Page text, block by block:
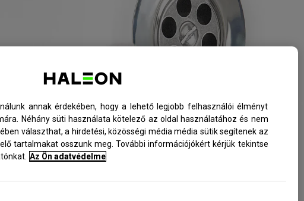
annak érdekében, hogy a lehető legjobb felhasználói élményt
Néhány süti használata kötelező az oldal használatához és nem
választhat, a hirdetési, közösségi média média sütik segítenek az
tartalmakat osszunk meg. További információjókért kérjük tekintse
Az Ön adatvédelme